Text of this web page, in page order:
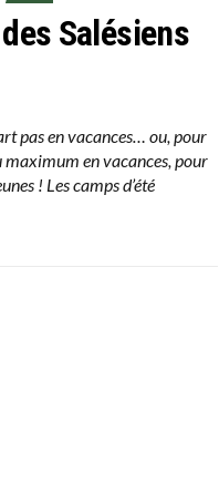
Salésiens
pas en vacances… ou, pour
maximum en vacances, pour
! Les camps d’été